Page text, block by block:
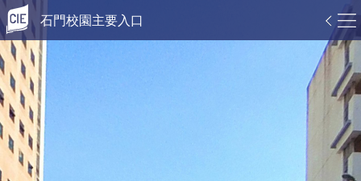
石門校園主要入口